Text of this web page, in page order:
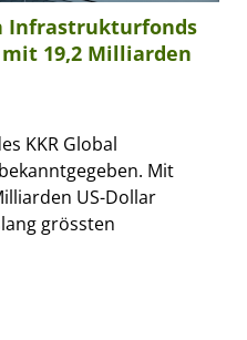
Infrastrukturfonds
19,2 Milliarden
KKR Global
Mit
US-Dollar
grössten